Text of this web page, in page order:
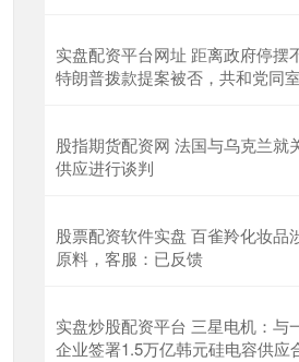
实盘配资平台网址 距离政府停摆
特朗普拨款提案被否，共和党同
股指期货配资网 法国与乌克兰就
供应进行谈判
股票配资软件实盘 百雀羚化妆品
原料，客服：已反馈
实盘炒股配资平台 三星电机：与
企业签署1.5万亿韩元硅电容供应